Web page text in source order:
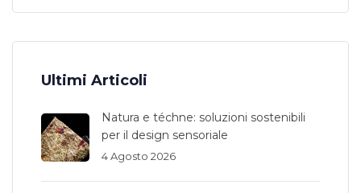
Ultimi Articoli
Natura e téchne: soluzioni sostenibili
per il design sensoriale
4 Agosto 2026